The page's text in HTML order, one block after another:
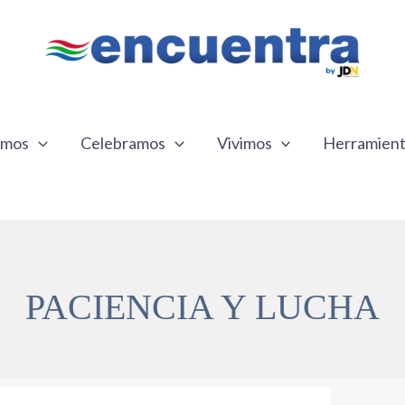
Celebramos Vivimos
PACIENCIA Y LUCHA